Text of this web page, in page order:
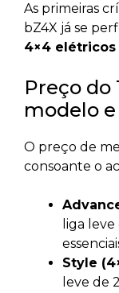
As primeiras
bZ4X já se
4×4 elétricos
Preço do
modelo
O preço de
consoante o
liga
Style
leve de